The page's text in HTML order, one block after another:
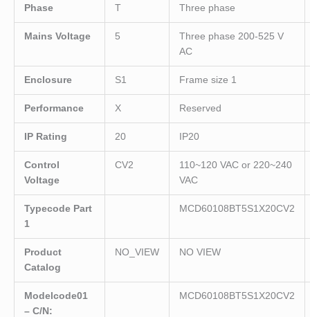
Phase T Three phase
Mains Voltage 5
Three phase 200-525 V
AC
Enclosure S1 Frame size 1
Performance X Reserved
IP Rating 20 IP20
Control
Voltage
CV2
110~120 VAC or 220~240
VAC
Typecode Part
1
MCD60108BT5S1X20CV2
Product
Catalog
NO_VIEW NO VIEW
Modelcode01
– C/N:
MCD60108BT5S1X20CV2